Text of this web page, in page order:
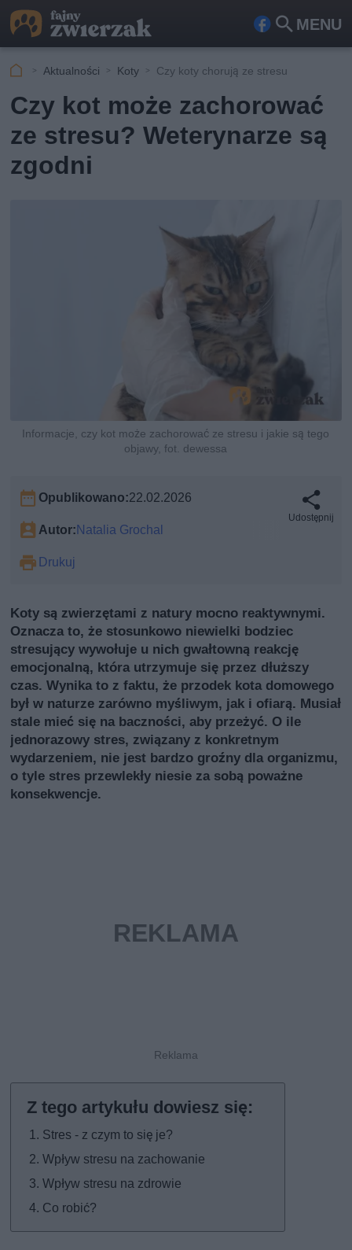
MENU
Fa
ook
Szu
Aktualności Koty Czy koty chorują ze stresu
Czy kot może zachorować
ze stresu? Weterynarze są
zgodni
Informacje, czy kot może zachorować ze stresu i jakie są tego
objawy, fot. dewessa
Opublikowano:22.02.2026
Autor:Natalia Grochal
Drukuj
Udostępnij
Koty są zwierzętami z natury mocno reaktywnymi.
Oznacza to, że stosunkowo niewielki bodziec
stresujący wywołuje u nich gwałtowną reakcję
emocjonalną, która utrzymuje się przez dłuższy
czas. Wynika to z faktu, że przodek kota domowego
był w naturze zarówno myśliwym, jak i ofiarą. Musiał
stale mieć się na baczności, aby przeżyć. O ile
jednorazowy stres, związany z konkretnym
wydarzeniem, nie jest bardzo groźny dla organizmu,
o tyle stres przewlekły niesie za sobą poważne
konsekwencje.
Stres - z czym to się je?
Wpływ stresu na zachowanie
Wpływ stresu na zdrowie
Co robić?